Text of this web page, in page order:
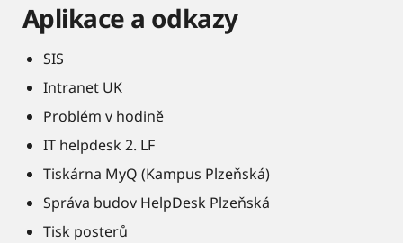
Aplikace a odkazy
SIS
Intranet UK
Problém v hodině
IT helpdesk 2. LF
Tiskárna MyQ (Kampus Plzeňská)
Správa budov HelpDesk Plzeňská
Tisk posterů